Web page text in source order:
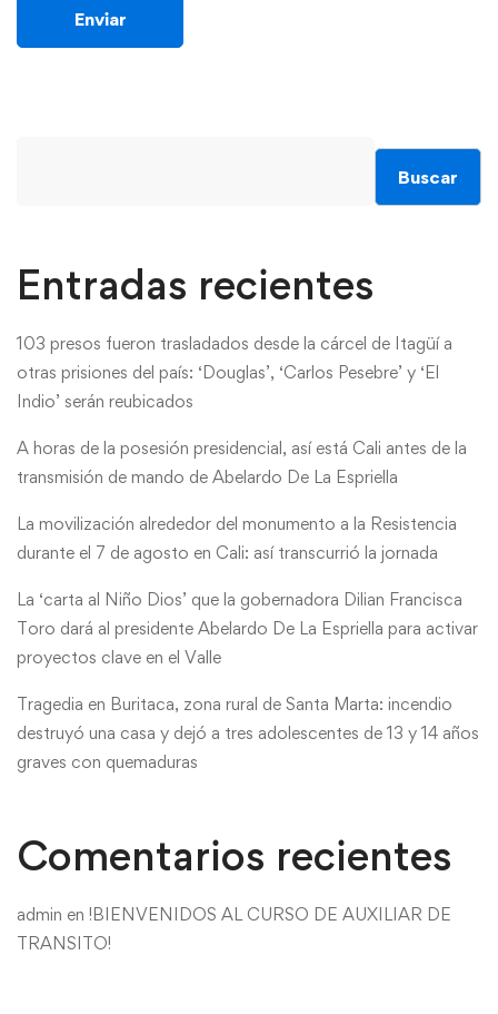
Buscar
Entradas recientes
103 presos fueron trasladados desde la cárcel de Itagüí a
otras prisiones del país: ‘Douglas’, ‘Carlos Pesebre’ y ‘El
Indio’ serán reubicados
A horas de la posesión presidencial, así está Cali antes de la
transmisión de mando de Abelardo De La Espriella
La movilización alrededor del monumento a la Resistencia
durante el 7 de agosto en Cali: así transcurrió la jornada
La ‘carta al Niño Dios’ que la gobernadora Dilian Francisca
Toro dará al presidente Abelardo De La Espriella para activar
proyectos clave en el Valle
Tragedia en Buritaca, zona rural de Santa Marta: incendio
destruyó una casa y dejó a tres adolescentes de 13 y 14 años
graves con quemaduras
Comentarios recientes
admin en !BIENVENIDOS AL CURSO DE AUXILIAR DE
TRANSITO!